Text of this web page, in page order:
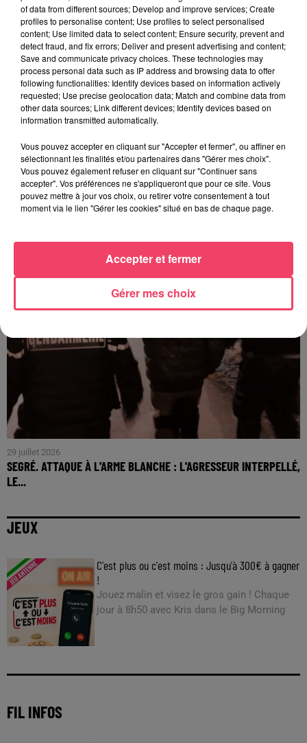
31 juillet 2026
COMBRÉE. AGRESSIONS SEXUELLES À L'ANCIEN COLLÈGE : UN
HOMME ENTENDU...
29 juillet 2026
SEGRÉ. ATTAQUE À L'ARME BLANCHE : L'AGRESSEUR INTERPELLÉ,
LE...
JEUX
C'est plus ou c'est moins : Jusqu'à 300€ à gagner
!
Jouez malin et visez le gros gain ! Chaque
jour à 8h50 avec Kris dans le Big Morning
FIL INFOS
of data from different sources; Develop and improve services; Create
profiles to personalise content; Use profiles to select personalised
content; Use limited data to select content; Ensure security, prevent and
detect fraud, and fix errors; Deliver and present advertising and content;
Save and communicate privacy choices. These technologies may
process personal data such as IP address and browsing data to offer
following functionalities: Identify devices based on information actively
requested; Use precise geolocation data; Match and combine data from
other data sources; Link different devices; Identify devices based on
information transmitted automatically.
Vous pouvez accepter en cliquant sur "Accepter et fermer", ou affiner en
sélectionnant les finalités et/ou partenaires dans "Gérer mes choix".
Vous pouvez également refuser en cliquant sur "Continuer sans
accepter". Vos préférences ne s'appliqueront que pour ce site. Vous
pouvez mettre à jour vos choix, ou retirer votre consentement à tout
moment via le lien "Gérer les cookies" situé en bas de chaque page.
Gérer mes choix
Accepter et fermer